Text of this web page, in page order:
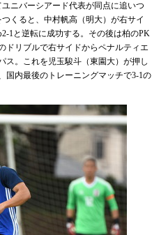
ニバーシアード代表が同点に追いつ
くると、中村帆高（明大）が右サイ
1と逆転に成功する。その後は柏のPK
ドリブルで右サイドからペナルティエ
ス。これを児玉駿斗（東園大）が押し
国内最後のトレーニングマッチで3-1の